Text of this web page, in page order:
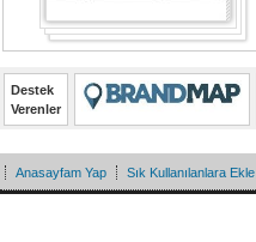
Destek
Verenler
Anasayfam Yap Sık Kullanılanlara Ekle